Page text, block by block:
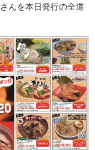
んを本日発行の全道